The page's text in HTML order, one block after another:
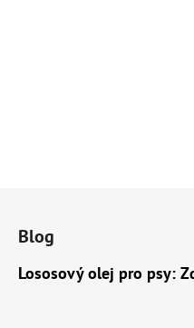
Blog
Lososový olej pro psy: